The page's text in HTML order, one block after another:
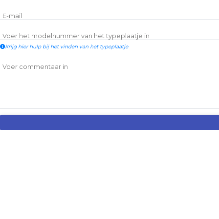
E-mail
Voer het modelnummer van het typeplaatje in
Krijg hier hulp bij het vinden van het typeplaatje
Voer commentaar in